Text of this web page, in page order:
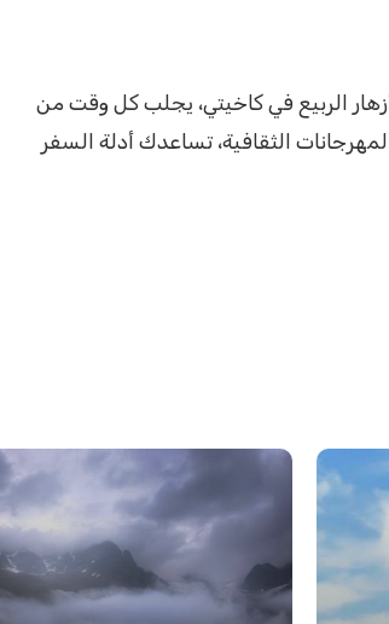
الربيع في كاخيتي، يجلب كل وقت من
الثقافية، تساعدك أدلة السفر